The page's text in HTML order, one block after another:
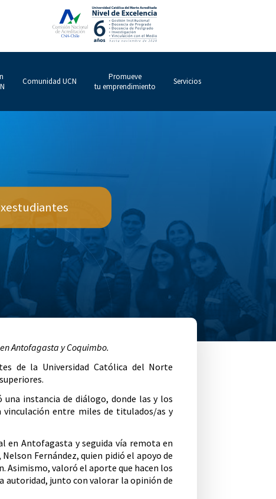
Comunidad UCN
Promueve
tu emprendimiento
Servicios
Antofagasta y Coquimbo.
de la Universidad Católica del Norte
instancia de diálogo, donde las y los
vinculación entre miles de titulados/as y
en Antofagasta y seguida vía remota en
Fernández, quien pidió el apoyo de
Asimismo, valoró el aporte que hacen los
autoridad, junto con valorar la opinión de